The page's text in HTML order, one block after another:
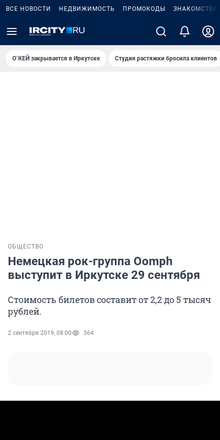
ВСЕ НОВОСТИ НЕДВИЖИМОСТЬ ПРОМОКОДЫ ЗНАКОМСТВА
О`КЕЙ закрывается в Иркутске Студия растяжки бросила клиентов
ОБЩЕСТВО
Немецкая рок-группа Oomph
выступит в Иркутске 29 сентября
Стоимость билетов составит от 2,2 до 5 тысяч
рублей.
2 сентября 2019, 08:00 364